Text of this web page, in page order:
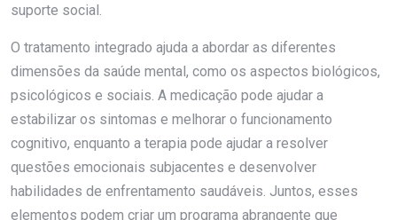
suporte social.
O tratamento integrado ajuda a abordar as diferentes
dimensões da saúde mental, como os aspectos biológicos,
psicológicos e sociais. A medicação pode ajudar a
estabilizar os sintomas e melhorar o funcionamento
cognitivo, enquanto a terapia pode ajudar a resolver
questões emocionais subjacentes e desenvolver
habilidades de enfrentamento saudáveis. Juntos, esses
elementos podem criar um programa abrangente que